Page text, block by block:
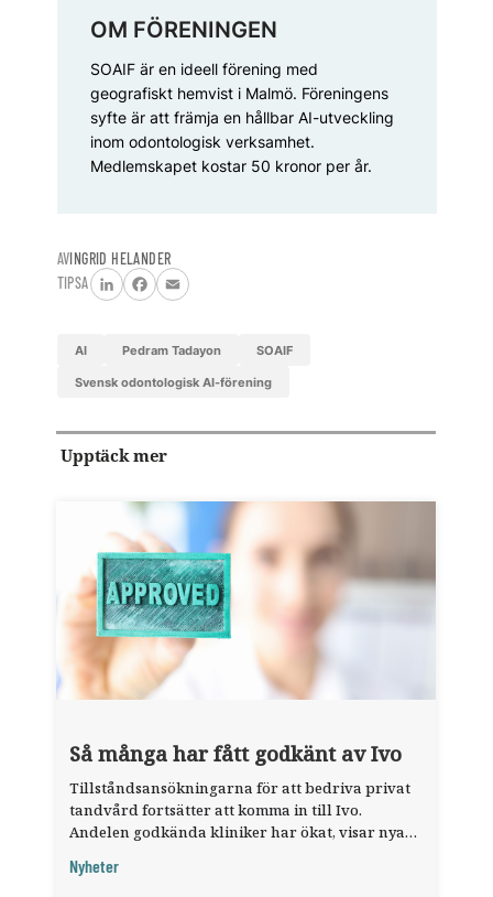
OM FÖRENINGEN
SOAIF är en ideell förening med
geografiskt hemvist i Malmö. Föreningens
syfte är att främja en hållbar AI-utveckling
inom odontologisk verksamhet.
Medlemskapet kostar 50 kronor per år.
AVINGRID HELANDER
TIPSA
LinkedInFacebook
Email
AI Pedram Tadayon SOAIF
Svensk odontologisk AI-förening
Upptäck mer
Så många har fått godkänt av Ivo
Tillståndsansökningarna för att bedriva privat
tandvård fortsätter att komma in till Ivo.
Andelen godkända kliniker har ökat, visar nya
Nyheter